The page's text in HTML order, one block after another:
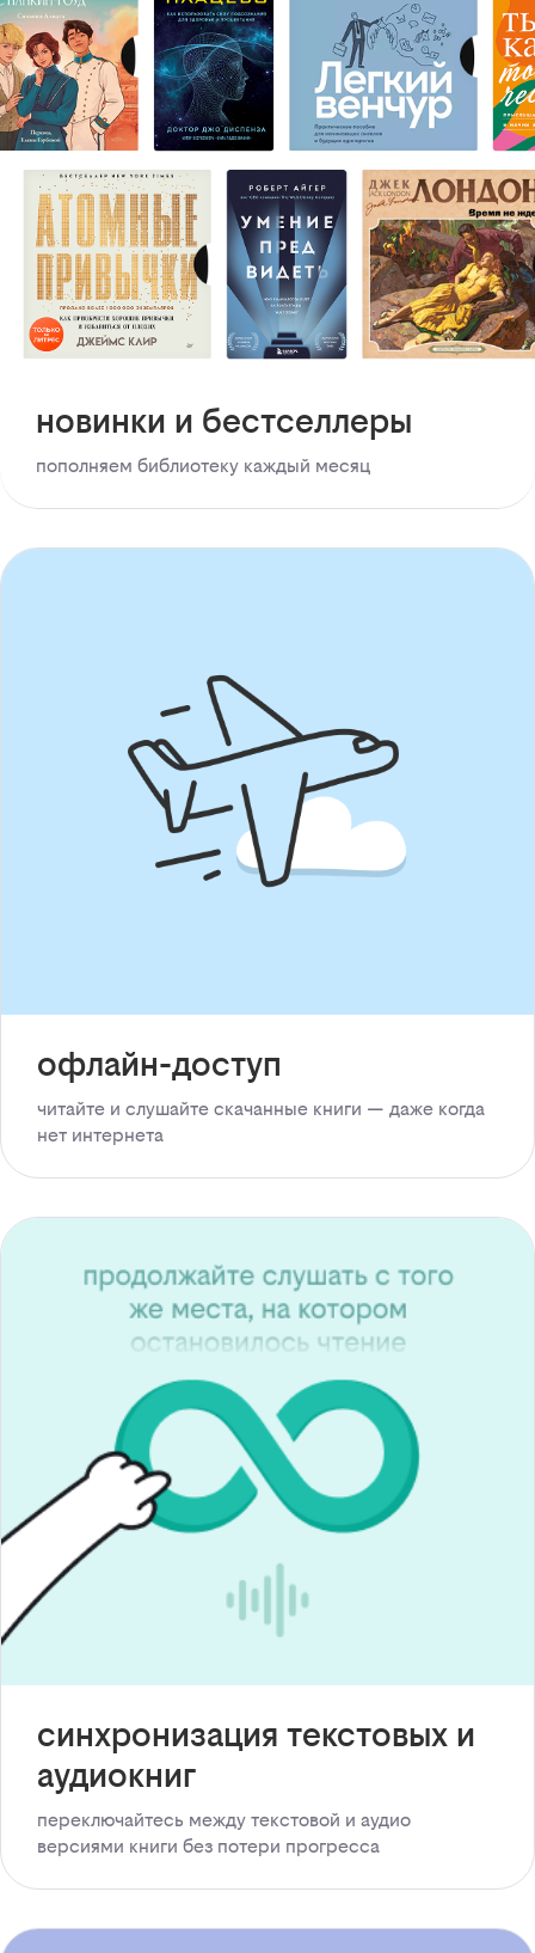
новинки и бестселлеры
пополняем библиотеку каждый месяц
офлайн-доступ
читайте и слушайте скачанные книги — даже когда
нет интернета
синхронизация текстовых и
аудиокниг
переключайтесь между текстовой и аудио
версиями книги без потери прогресса